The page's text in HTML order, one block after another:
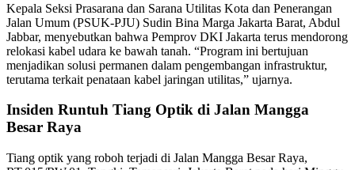
Kepala Seksi Prasarana dan Sarana Utilitas Kota dan Penerangan
Jalan Umum (PSUK-PJU) Sudin Bina Marga Jakarta Barat, Abdul
Jabbar, menyebutkan bahwa Pemprov DKI Jakarta terus mendorong
relokasi kabel udara ke bawah tanah. “Program ini bertujuan
menjadikan solusi permanen dalam pengembangan infrastruktur,
terutama terkait penataan kabel jaringan utilitas,” ujarnya.
Insiden Runtuh Tiang Optik di Jalan Mangga
Besar Raya
Tiang optik yang roboh terjadi di Jalan Mangga Besar Raya,